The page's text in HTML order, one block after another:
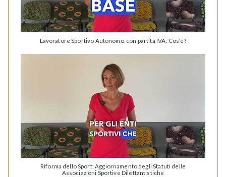
Lavoratore Sportivo Autonomo, con partita IVA: Cos'è?
Riforma dello Sport: Aggiornamento degli Statuti delle
Associazioni Sportive Dilettantistiche